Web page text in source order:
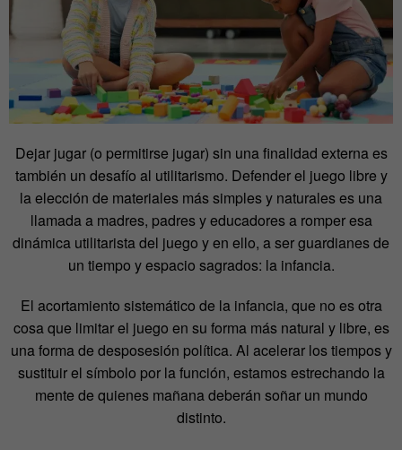
Dejar jugar (o permitirse jugar) sin una finalidad externa es
también un desafío al utilitarismo. Defender el juego libre y
la elección de materiales más simples y naturales es una
llamada a madres, padres y educadores a romper esa
dinámica utilitarista del juego y en ello, a ser guardianes de
un tiempo y espacio sagrados: la infancia.
El acortamiento sistemático de la infancia, que no es otra
cosa que limitar el juego en su forma más natural y libre, es
una forma de desposesión política. Al acelerar los tiempos y
sustituir el símbolo por la función, estamos estrechando la
mente de quienes mañana deberán soñar un mundo
distinto.